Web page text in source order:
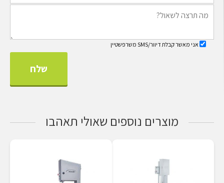
אני מאשר קבלת דיוור/SMS משרפשטיין
מוצרים נוספים שאולי תאהבו